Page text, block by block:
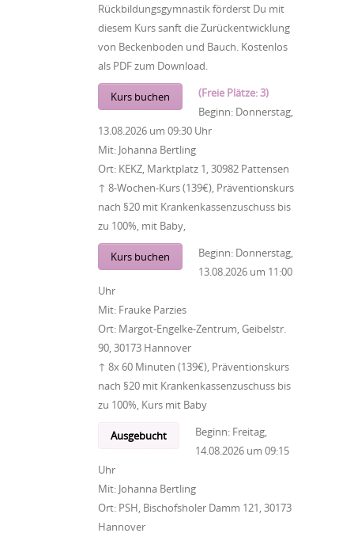
Rückbildungsgymnastik förderst Du mit
diesem Kurs sanft die Zurückentwicklung
von Beckenboden und Bauch. Kostenlos
als PDF zum Download.
Kurs buchen
(Freie Plätze: 3)
Beginn: Donnerstag,
13.08.2026 um 09:30 Uhr
Mit: Johanna Bertling
Ort: KEKZ, Marktplatz 1, 30982 Pattensen
↑ 8-Wochen-Kurs (139€), Präventionskurs
nach §20 mit Krankenkassenzuschuss bis
zu 100%, mit Baby,
Kurs buchen Beginn: Donnerstag,
13.08.2026 um 11:00
Uhr
Mit: Frauke Parzies
Ort: Margot-Engelke-Zentrum, Geibelstr.
90, 30173 Hannover
↑ 8x 60 Minuten (139€), Präventionskurs
nach §20 mit Krankenkassenzuschuss bis
zu 100%, Kurs mit Baby
Ausgebucht Beginn: Freitag,
14.08.2026 um 09:15
Uhr
Mit: Johanna Bertling
Ort: PSH, Bischofsholer Damm 121, 30173
Hannover